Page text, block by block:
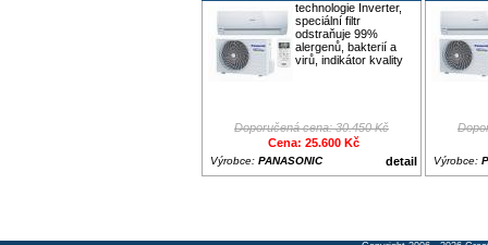
technologie Inverter,
speciální filtr
odstraňuje 99%
alergenů, bakterií a
virů, indikátor kvality
Doporučená cena: 30.450 Kč
Cena: 25.600 Kč
detail
Výrobce: PANASONIC Výrobce: